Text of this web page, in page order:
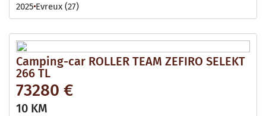
2025 Evreux (27)
Camping-car ROLLER TEAM ZEFIRO SELEKT
266 TL
73280 €
10 KM